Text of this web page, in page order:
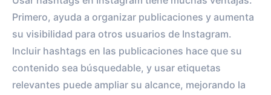
Primero, ayuda a organizar publicaciones y aumenta
su visibilidad para otros usuarios de Instagram.
Incluir hashtags en las publicaciones hace que su
contenido sea búsquedable, y usar etiquetas
relevantes puede ampliar su alcance, mejorando la